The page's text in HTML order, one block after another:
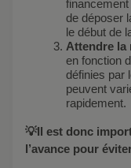
de déposer
le début de
Attendre la
en fonction
définies par
peuvent
rapidement.
💡Il est donc important de planifier vos formations à
l’avance pour